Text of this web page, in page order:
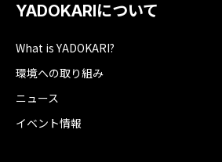
YADOKARIについて
What is YADOKARI?
環境への取り組み
ニュース
イベント情報